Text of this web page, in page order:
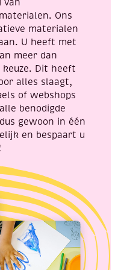
:
met lijm
vormen,
van
Ons
materialen
U heeft met
meer dan
Dit heeft
alles slaagt,
of webshops
benodigde
gewoon in één
en bespaart u